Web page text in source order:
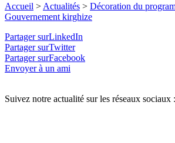
Accueil > Actualités > Décoration du
Gouvernement kirghize
Partager surLinkedIn
Partager surTwitter
Partager surFacebook
Envoyer à un ami
Suivez notre actualité sur les réseaux sociaux :